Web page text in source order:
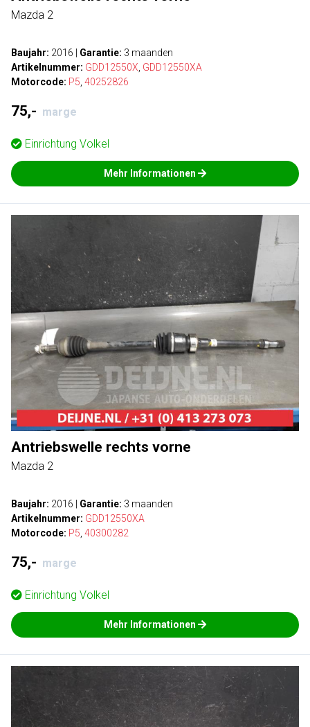
Mazda 2
Baujahr: 2016 Garantie: 3 maanden
Artikelnummer: GDD12550X GDD12550XA
Motorcode: P5 40252826
75,- marge
Einrichtung Volkel
Mehr Informationen
Antriebswelle rechts vorne
Mazda 2
Baujahr: 2016 Garantie: 3 maanden
Artikelnummer: GDD12550XA
Motorcode: P5 40300282
75,- marge
Einrichtung Volkel
Mehr Informationen